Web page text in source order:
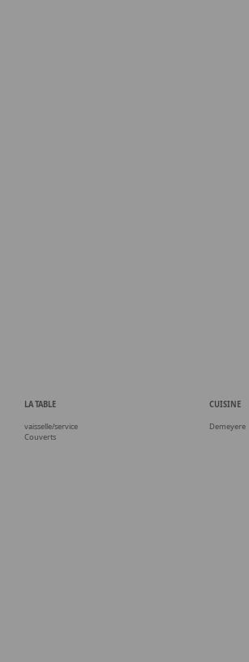
LA TABLE
vaisselle/service
Couverts
CUISINE
Demeyere